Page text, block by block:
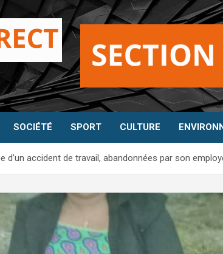
SOCIÉTÉ SPORT CULTURE
d’un accident de travail, abandonnées par son